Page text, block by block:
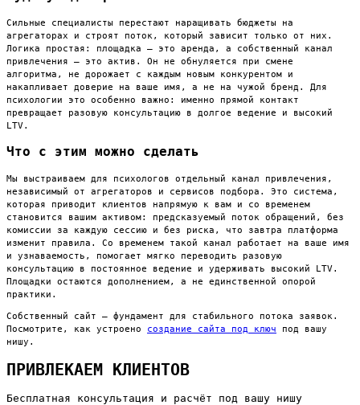
Сильные специалисты перестают наращивать бюджеты на
агрегаторах и строят поток, который зависит только от них.
Логика простая: площадка — это аренда, а собственный канал
привлечения — это актив. Он не обнуляется при смене
алгоритма, не дорожает с каждым новым конкурентом и
накапливает доверие на ваше имя, а не на чужой бренд. Для
психологии это особенно важно: именно прямой контакт
превращает разовую консультацию в долгое ведение и высокий
LTV.
Что с этим можно сделать
Мы выстраиваем для психологов отдельный канал привлечения,
независимый от агрегаторов и сервисов подбора. Это система,
которая приводит клиентов напрямую к вам и со временем
становится вашим активом: предсказуемый поток обращений, без
комиссии за каждую сессию и без риска, что завтра платформа
изменит правила. Со временем такой канал работает на ваше имя
и узнаваемость, помогает мягко переводить разовую
консультацию в постоянное ведение и удерживать высокий LTV.
Площадки остаются дополнением, а не единственной опорой
практики.
Собственный сайт — фундамент для стабильного потока заявок.
Посмотрите, как устроено создание сайта под ключ под вашу
нишу.
ПРИВЛЕКАЕМ КЛИЕНТОВ
Бесплатная консультация и расчёт под вашу нишу